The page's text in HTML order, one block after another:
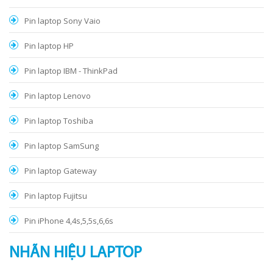
Pin laptop Sony Vaio
Pin laptop HP
Pin laptop IBM - ThinkPad
Pin laptop Lenovo
Pin laptop Toshiba
Pin laptop SamSung
Pin laptop Gateway
Pin laptop Fujitsu
Pin iPhone 4,4s,5,5s,6,6s
NHÃN HIỆU LAPTOP